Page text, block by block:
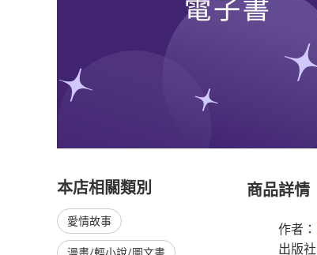
本店相關類別
愛情故事
商品詳情
作者：
出版社